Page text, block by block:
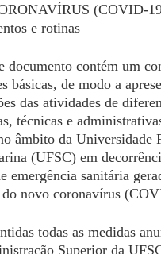
(COVID-
e rotinas
documento contém um
básicas, de modo a
das atividades de
técnicas e
âmbito da Universidade
(UFSC) em
emergência sanitária
do novo coronavírus
todas as medidas
Superior da